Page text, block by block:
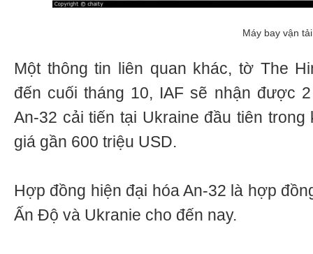
Máy bay vận
Một thông tin liên quan khác, tờ The
đến cuối tháng 10, IAF sẽ nhận được
An-32 cải tiến tại Ukraine đầu tiên
giá gần 600 triệu USD.
Hợp đồng hiện đại hóa An-32 là hợp
Ấn Độ và Ukranie cho đến nay.